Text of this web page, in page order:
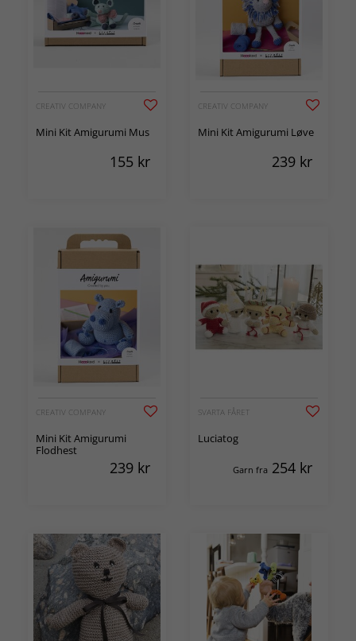
CREATIV COMPANY
Mini Kit Amigurumi Mus
155 kr
CREATIV COMPANY
Mini Kit Amigurumi Løve
239 kr
CREATIV COMPANY
Mini Kit Amigurumi
Flodhest
239 kr
SVARTA FÅRET
Luciatog
Garn fra 254 kr